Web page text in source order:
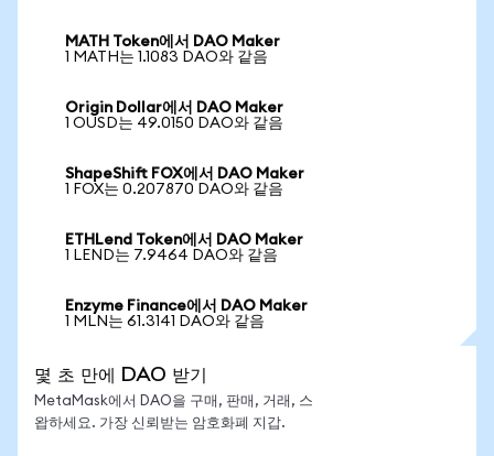
MATH Token에서 DAO Maker
1 MATH는 1.1083 DAO와 같음
Origin Dollar에서 DAO Maker
1 OUSD는 49.0150 DAO와 같음
ShapeShift FOX에서 DAO Maker
1 FOX는 0.207870 DAO와 같음
ETHLend Token에서 DAO Maker
1 LEND는 7.9464 DAO와 같음
Enzyme Finance에서 DAO Maker
1 MLN는 61.3141 DAO와 같음
몇 초 만에 DAO 받기
MetaMask에서 DAO을 구매, 판매, 거래, 스
왑하세요. 가장 신뢰받는 암호화폐 지갑.